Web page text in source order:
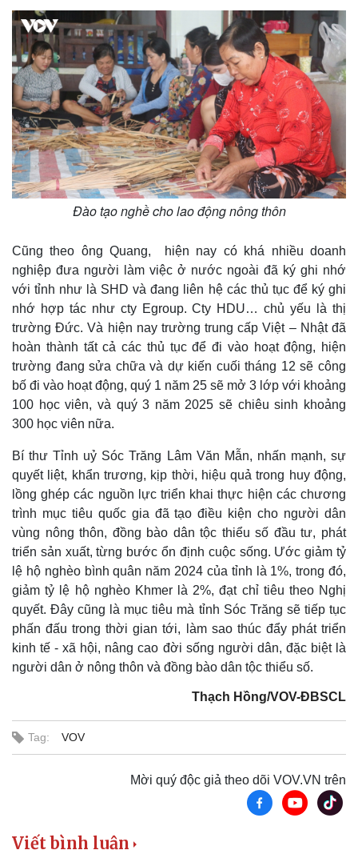
Tư vấn luật Phân tích
Thể thao
Bóng đá
Lịch thi đấu bóng đá
Thế giới thể thao
eSports
Hậu trường
Ô tô - Xe máy
Ô tô
Xe máy
Tư vấn
Đào tạo nghề cho lao động nông thôn
Cũng theo ông Quang, hiện nay có khá nhiều doanh
nghiệp đưa người làm việc ở nước ngoài đã ký ghi nhớ
với tỉnh như là SHD và đang liên hệ các thủ tục để ký ghi
nhớ hợp tác như cty Egroup. Cty HDU… chủ yếu là thị
trường Đức. Và hiện nay trường trung cấp Việt – Nhật đã
hoàn thành tất cả các thủ tục để đi vào hoạt động, hiện
trường đang sửa chữa và dự kiến cuối tháng 12 sẽ công
bố đi vào hoạt động, quý 1 năm 25 sẽ mở 3 lớp với khoảng
100 học viên, và quý 3 năm 2025 sẽ chiêu sinh khoảng
300 học viên nữa.
Bí thư Tỉnh uỷ Sóc Trăng Lâm Văn Mẫn, nhấn mạnh, sự
quyết liệt, khẩn trương, kịp thời, hiệu quả trong huy động,
lồng ghép các nguồn lực triển khai thực hiện các chương
trình mục tiêu quốc gia đã tạo điều kiện cho người dân
vùng nông thôn, đồng bào dân tộc thiểu số đầu tư, phát
triển sản xuất, từng bước ổn định cuộc sống. Ước giảm tỷ
lệ hộ nghèo bình quân năm 2024 của tỉnh là 1%, trong đó,
giảm tỷ lệ hộ nghèo Khmer là 2%, đạt chỉ tiêu theo Nghị
quyết. Đây cũng là mục tiêu mà tỉnh Sóc Trăng sẽ tiếp tục
phấn đấu trong thời gian tới, làm sao thúc đẩy phát triển
kinh tế - xã hội, nâng cao đời sống người dân, đặc biệt là
người dân ở nông thôn và đồng bào dân tộc thiểu số.
Thạch Hồng/VOV-ĐBSCL
Tag: VOV
Mời quý độc giả theo dõi VOV.VN trên
Viết bình luận